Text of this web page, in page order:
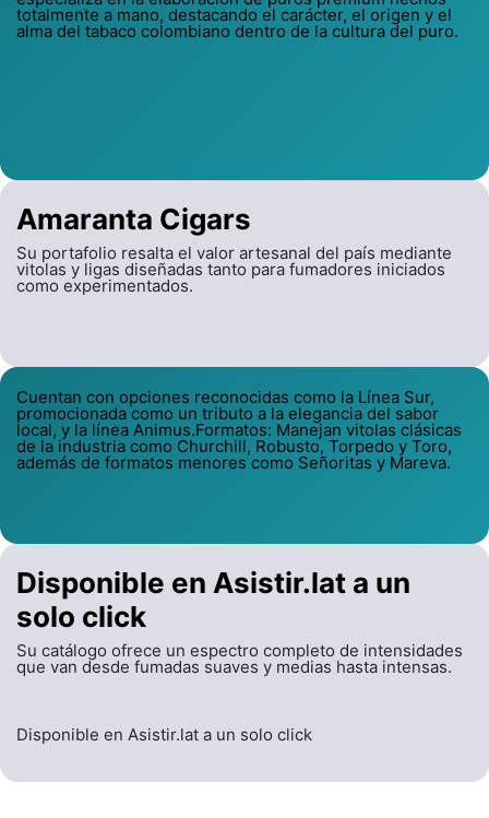
Amaranta Cigars
Su portafolio resalta el valor artesanal del país mediante
vitolas y ligas diseñadas tanto para fumadores iniciados
como experimentados.
totalmente a mano, destacando el carácter, el origen y el
alma del tabaco colombiano dentro de la cultura del puro.
Cuentan con opciones reconocidas como la Línea Sur,
promocionada como un tributo a la elegancia del sabor
local, y la línea Animus.Formatos: Manejan vitolas clásicas
de la industria como Churchill, Robusto, Torpedo y Toro,
además de formatos menores como Señoritas y Mareva.
Disponible en Asistir.lat a un
solo click
Su catálogo ofrece un espectro completo de intensidades
que van desde fumadas suaves y medias hasta intensas.
Disponible en Asistir.lat a un solo click